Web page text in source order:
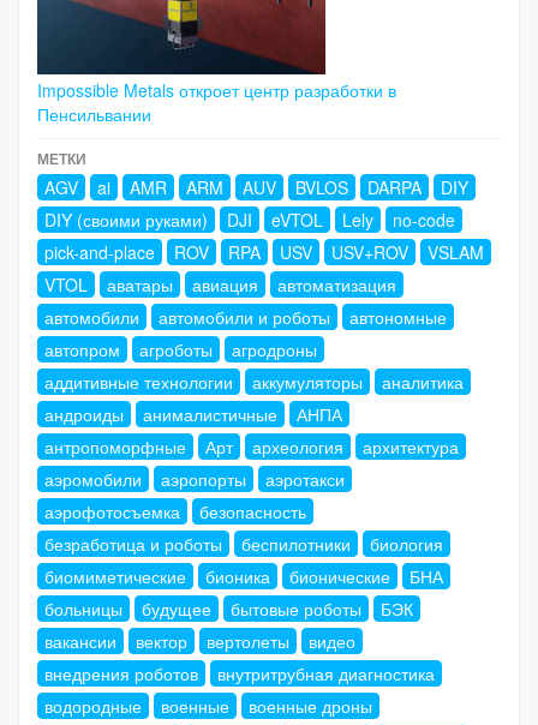
Impossible Metals откроет центр разработки в
Пенсильвании
МЕТКИ
AGV ai AMR ARM AUV BVLOS DARPA
DIY
DIY (своими руками)
DJI eVTOL Lely
no-code
pick-and-place
ROV RPA USV USV+ROV
VSLAM
VTOL
аватары авиация
автоматизация
автомобили
автомобили и роботы
автономные
автопром
агроботы
агродроны
аддитивные технологии
аккумуляторы
аналитика
андроиды
анималистичные
АНПА
антропоморфные
Арт археология
архитектура
аэромобили
аэропорты
аэротакси
аэрофотосъемка
безопасность
безработица и роботы
беспилотники
биология
биомиметические
бионика бионические
БНА
больницы
будущее бытовые роботы
БЭК
вакансии
вектор вертолеты
видео
внедрения роботов
внутритрубная диагностика
водородные
военные
военные дроны